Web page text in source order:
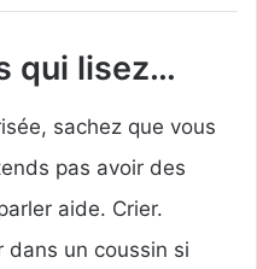
qui lisez…
sachez que vous
pas avoir des
aide. Crier.
dans un coussin si